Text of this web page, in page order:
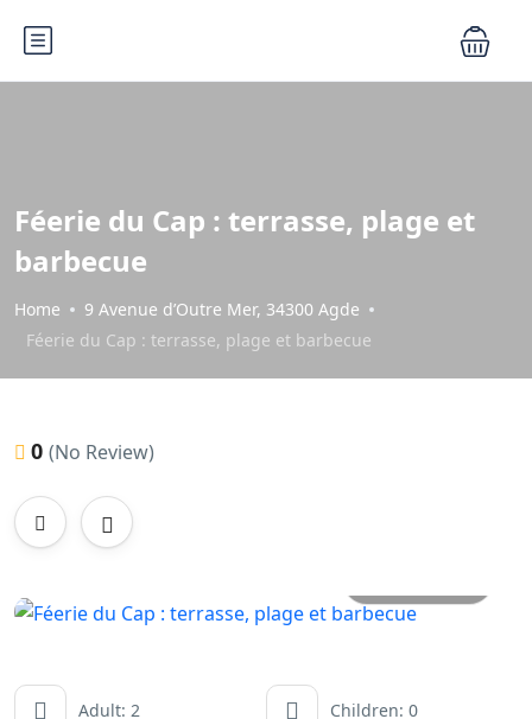
Féerie du Cap : terrasse, plage et
barbecue
Home
9 Avenue d’Outre Mer, 34300 Agde
Féerie du Cap : terrasse, plage et barbecue
0 (No Review)
Adult: 2 Children: 0